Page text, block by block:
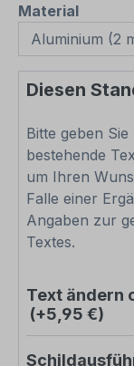
Material
Diesen
Bitte geben
bestehende
um Ihren
Falle einer
Angaben zur
Textes.
Text ändern
(+5,95 €)